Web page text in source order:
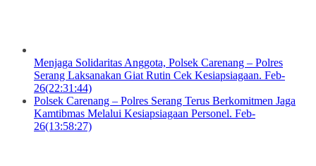
Menjaga Solidaritas Anggota, Polsek Carenang – Polres
Serang Laksanakan Giat Rutin Cek Kesiapsiagaan. Feb-
26(22:31:44)
Polsek Carenang – Polres Serang Terus Berkomitmen Jaga
Kamtibmas Melalui Kesiapsiagaan Personel. Feb-
26(13:58:27)